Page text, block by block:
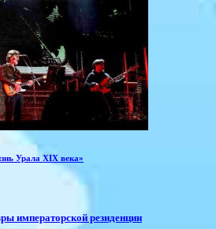
Урала XIX века»
императорской резиденции